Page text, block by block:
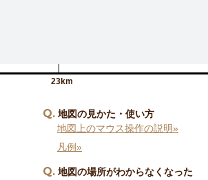
23km
Q 地図の見かた・使い方
地図上のマウス操作の説明»
凡例»
Q 地図の場所がわからなくなった